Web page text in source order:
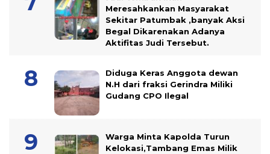
Meresahkankan Masyarakat
Sekitar Patumbak ,banyak Aksi
Begal Dikarenakan Adanya
Aktifitas Judi Tersebut.
Diduga Keras Anggota dewan
N.H dari fraksi Gerindra Miliki
Gudang CPO Ilegal
Warga Minta Kapolda Turun
Kelokasi,Tambang Emas Milik